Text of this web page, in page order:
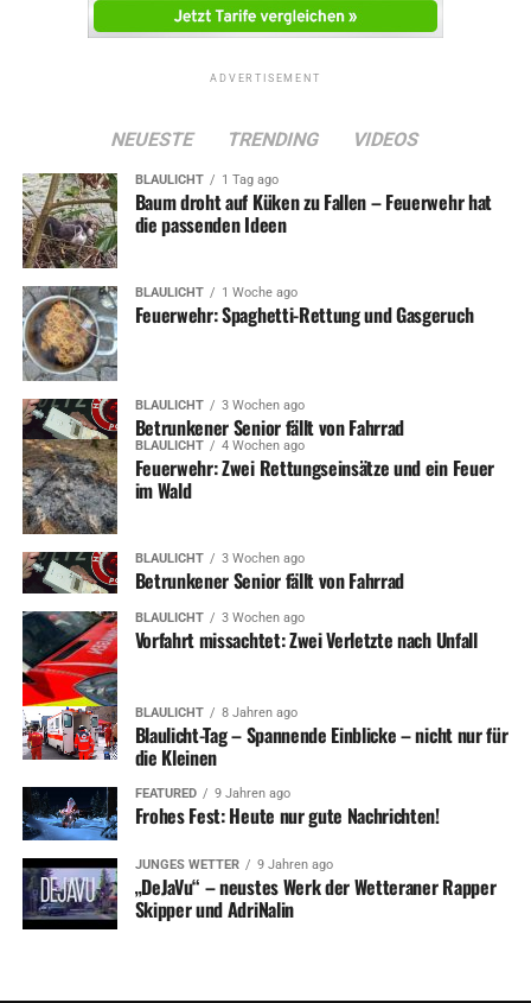
ADVERTISEMENT
NEUESTE TRENDING VIDEOS
BLAULICHT 1 Tag ago
Baum droht auf Küken zu Fallen – Feuerwehr hat
die passenden Ideen
BLAULICHT 1 Woche ago
Feuerwehr: Spaghetti-Rettung und Gasgeruch
BLAULICHT 3 Wochen ago
Betrunkener Senior fällt von Fahrrad
BLAULICHT 4 Wochen ago
Feuerwehr: Zwei Rettungseinsätze und ein Feuer
im Wald
BLAULICHT 3 Wochen ago
Betrunkener Senior fällt von Fahrrad
BLAULICHT 3 Wochen ago
Vorfahrt missachtet: Zwei Verletzte nach Unfall
BLAULICHT 8 Jahren ago
Blaulicht-Tag – Spannende Einblicke – nicht nur für
die Kleinen
FEATURED 9 Jahren ago
Frohes Fest: Heute nur gute Nachrichten!
JUNGES WETTER 9 Jahren ago
„DeJaVu“ – neustes Werk der Wetteraner Rapper
Skipper und AdriNalin